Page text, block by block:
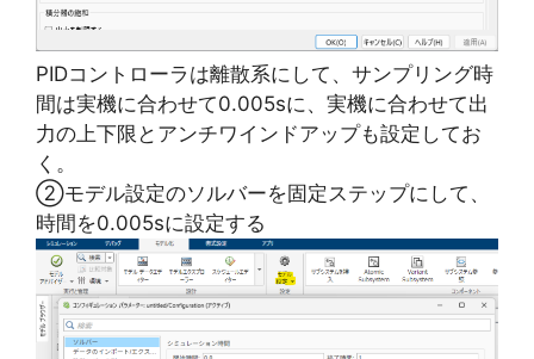
PIDコントローラは離散系にして、サンプリング時
間は実機に合わせて0.005sに、実機に合わせて出
力の上下限とアンチワインドアップも設定してお
く。
②モデル設定のソルバーを固定ステップにして、
時間を0.005sに設定する